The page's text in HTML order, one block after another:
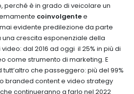
perché è in grado di veicolare un
coinvolgentee
evidente predilezione da parte
crescita esponenziale della
dal 2016 ad oggi il 25% in più di
come strumento di marketing. E
che passeggero: più del 99%
branded content e video strategy
continueranno a farlo nel 2022